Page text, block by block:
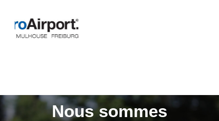
Nous sommes